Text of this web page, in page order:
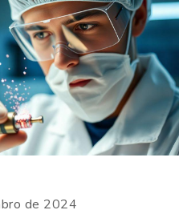
de 2024